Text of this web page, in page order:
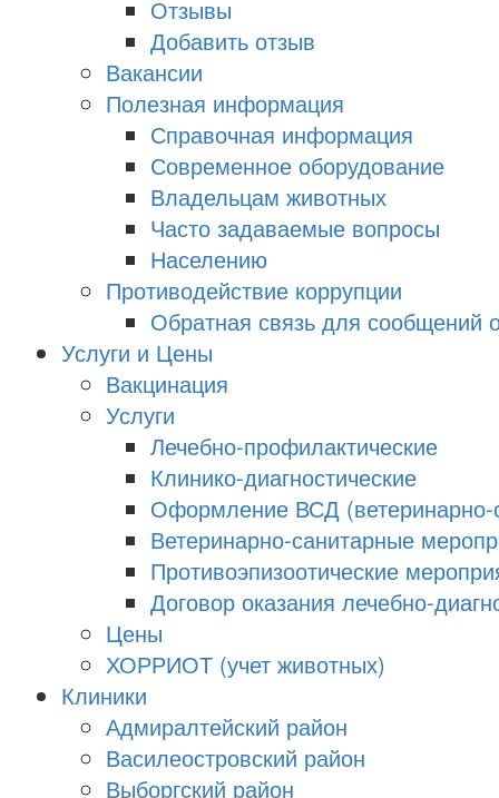
Отзывы
Добавить отзыв
Вакансии
Полезная информация
Справочная информация
Современное оборудование
Владельцам животных
Часто задаваемые вопросы
Населению
Противодействие коррупции
Обратная связь для сообщений
Услуги и Цены
Вакцинация
Услуги
Лечебно-профилактические
Клинико-диагностические
Оформление ВСД (ветеринарно-
Ветеринарно-санитарные
Противоэпизоотические
Договор оказания лечебно-
Цены
ХОРРИОТ (учет животных)
Клиники
Адмиралтейский район
Василеостровский район
Выборгский район